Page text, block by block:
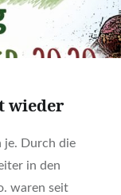
wieder
je. Durch die
in den
waren seit